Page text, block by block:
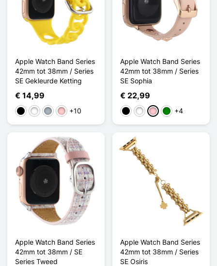
Apple Watch Band Series
42mm tot 38mm / Series
SE Gekleurde Ketting
€ 14,99
ZwartWit GrijsRoze+10
Apple Watch Band Series
42mm tot 38mm / Series
SE Sophia
€ 22,99
ZwartWit RozeGroen
+4
Apple Watch Band Series
42mm tot 38mm / SE
Series Tweed
Apple Watch Band Series
42mm tot 38mm / Series
SE Osiris